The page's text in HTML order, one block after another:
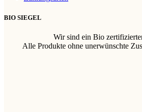
BIO SIEGEL
Wir sind ein Bio
Alle Produkte ohne unerwünschte